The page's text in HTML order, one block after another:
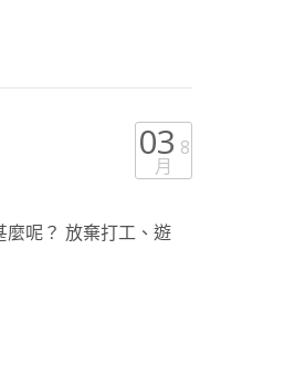
03 8
月
呢？ 放棄打工、遊